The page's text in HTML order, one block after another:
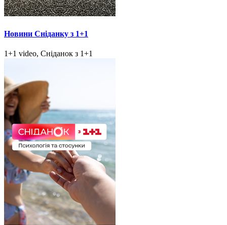
Новини Сніданку з 1+1
1+1 video, Сніданок з 1+1